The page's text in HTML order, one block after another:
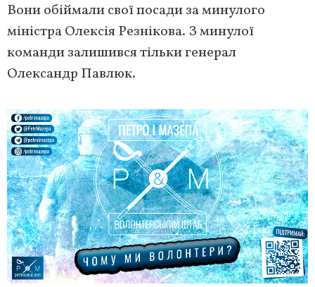
Вони обіймали свої посади за минулого
міністра Олексія Резнікова. З минулої
команди залишився тільки генерал
Олександр Павлюк.